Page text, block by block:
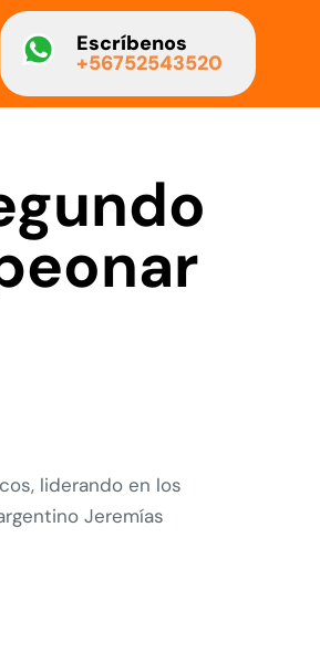
Escríbenos
+56752543520
liderando en los
Jeremías